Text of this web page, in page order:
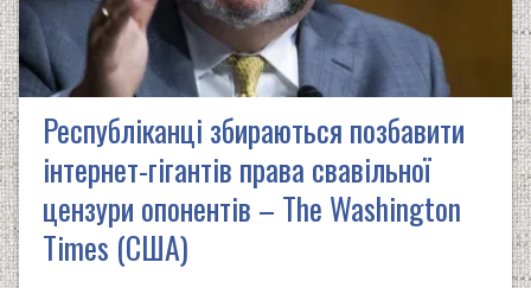
Республіканці збираються позбавити
інтернет-гігантів права свавільної
цензури опонентів – The Washington
Times (США)